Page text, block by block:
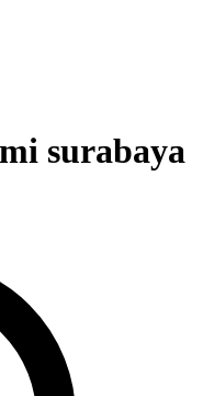
surabaya